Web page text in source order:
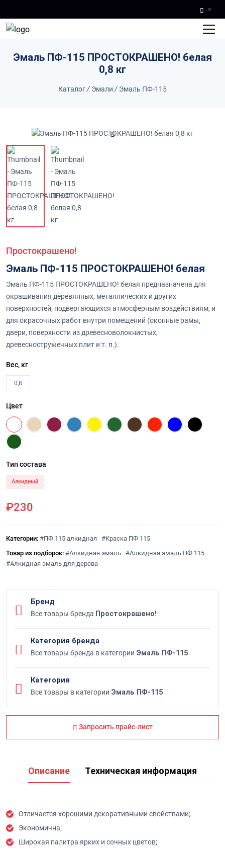
Эмаль ПФ-115 ПРОСТОКРАШЕНО! белая
0,8 кг
Каталог/ Эмали / Эмаль ПФ-115
Простокрашено!
Эмаль ПФ-115 ПРОСТОКРАШЕНО! белая
Эмаль ПФ-115 ПРОСТОКРАШЕНО! белая предназначена для
окрашивания деревянных, металлических и других
поверхностей, подвергающихся атмосферным воздействиям, и
для окрасочных работ внутри помещений (оконные рамы,
двери, поверхности из древесноволокнистых,
древесностружечных плит и т. п.).
Вес, кг
0,8
Цвет
Тип состава
Алкидный
₽230
Категории: #ПФ 115 алкидная #Краска ПФ 115
Товар из подборок: #Алкидная эмаль #Алкидная эмаль ПФ 115
#Алкидная эмаль для дерева
Бренд
Все товары бренда Простокрашено!
Категория бренда
Все товары бренда в категории Эмаль ПФ-115
Категория
Все товары в категории Эмаль ПФ-115
Запросить прайс-лист
Описание Техническая информация
Отличается хорошими декоративными свойствами;
Экономична;
Широкая палитра ярких и сочных цветов;